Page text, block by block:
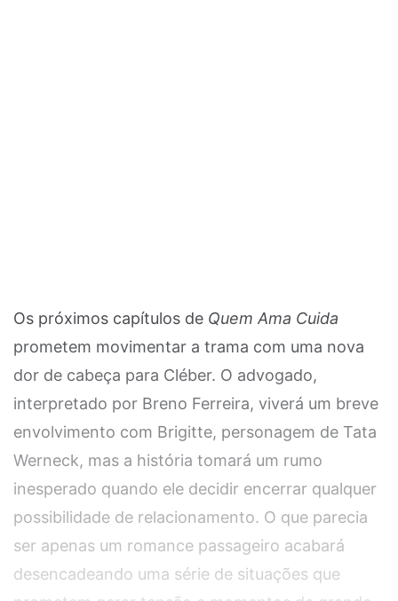
Os próximos capítulos de Quem Ama Cuida
prometem movimentar a trama com uma nova
dor de cabeça para Cléber. O advogado,
interpretado por Breno Ferreira, viverá um breve
envolvimento com Brigitte, personagem de Tata
Werneck, mas a história tomará um rumo
inesperado quando ele decidir encerrar qualquer
possibilidade de relacionamento. O que parecia
ser apenas um romance passageiro acabará
desencadeando uma série de situações que